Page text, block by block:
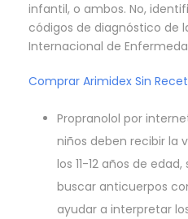
infantil, o ambos. No,
códigos de diagnóstico de
Internacional de
Comprar Arimidex Sin
Propranolol por
niños deben recibir la
los 11-12 años de
buscar anticuerpos
ayudar a interpretar